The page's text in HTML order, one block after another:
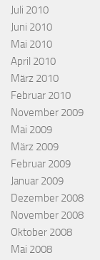
Juli 2010
Juni 2010
Mai 2010
April 2010
März 2010
Februar 2010
November 2009
Mai 2009
März 2009
Februar 2009
Januar 2009
Dezember 2008
November 2008
Oktober 2008
Mai 2008